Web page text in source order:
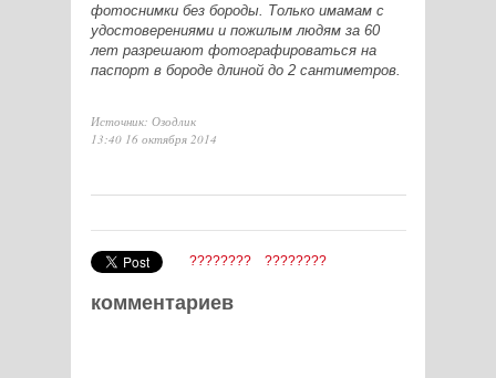
фотоснимки без бороды. Только имамам с
удостоверениями и пожилым людям за 60
лет разрешают фотографироваться на
паспорт в бороде длиной до 2 сантиметров.
Источник: Озодлик
13:40 16 октября 2014
???????? ????????
комментариев